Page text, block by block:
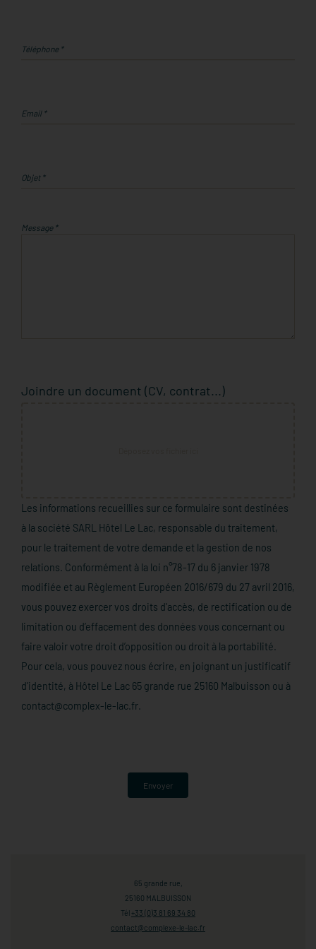
Téléphone *
Email *
Objet *
Message *
Joindre un document (CV, contrat...)
Les informations recueillies sur ce formulaire sont destinées
à la société SARL Hôtel Le Lac, responsable du traitement,
pour le traitement de votre demande et la gestion de nos
relations. Conformément à la loi n°78-17 du 6 janvier 1978
modifiée et au Règlement Européen 2016/679 du 27 avril 2016,
vous pouvez exercer vos droits d'accès, de rectification ou de
limitation ou d’effacement des données vous concernant ou
faire valoir votre droit d’opposition ou droit à la portabilité.
Pour cela, vous pouvez nous écrire, en joignant un justificatif
d’identité, à Hôtel Le Lac 65 grande rue 25160 Malbuisson ou à
contact@complex-le-lac.fr.
Envoyer
65 grande rue,
25160 MALBUISSON
Tél +33 (0)3 81 69 34 80
contact@complexe-le-lac.fr